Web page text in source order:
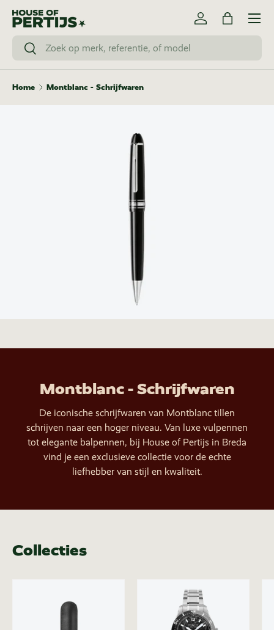
Ga naar inhoud
Zoeken
Zoeken
Inloggen
Tas
Menu
Home Montblanc - Schrijfwaren
Montblanc - Schrijfwaren
De iconische schrijfwaren van Montblanc tillen
schrijven naar een hoger niveau. Van luxe vulpennen
tot elegante balpennen, bij House of Pertijs in Breda
vind je een exclusieve collectie voor de echte
liefhebber van stijl en kwaliteit.
Collecties